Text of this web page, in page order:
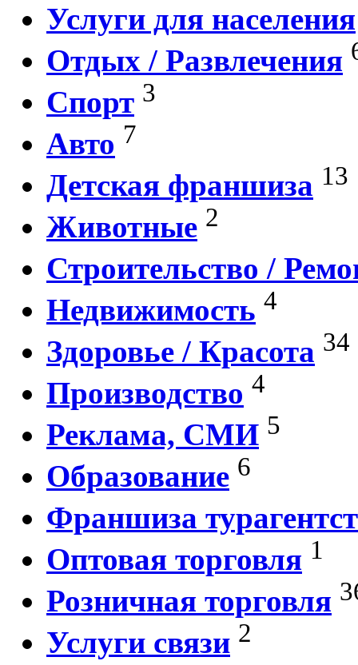
Услуги для населения
Отдых / Развлечения
Спорт 3
Авто 7
Детская франшиза 13
Животные 2
Строительство /
Недвижимость 4
Здоровье / Красота 34
Производство 4
Реклама, СМИ 5
Образование 6
Франшиза
Оптовая торговля 1
Розничная торговля
Услуги связи 2